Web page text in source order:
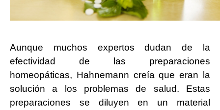
Aunque muchos expertos dudan de la
efectividad de las preparaciones
homeopáticas, Hahnemann creía que eran la
solución a los problemas de salud. Estas
preparaciones se diluyen en un material